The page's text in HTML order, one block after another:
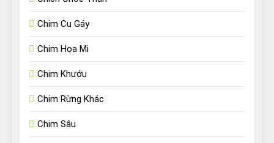
Chim Cu Gáy
Chim Họa Mi
Chim Khướu
Chim Rừng Khác
Chim Sâu